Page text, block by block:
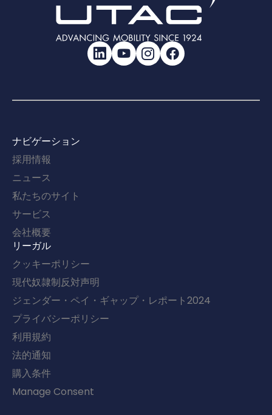
LinkedInYouTubeInstagramFacebook
ナビゲーション
採用情報
ニュース
私たちのサイト
サービス
会社概要
リーガル
クッキーポリシー
現代奴隷制反対声明
ジェンダー・ペイ・ギャップ・レポート2024
プライバシーポリシー
利用規約
法的通知
購入条件
Manage Consent